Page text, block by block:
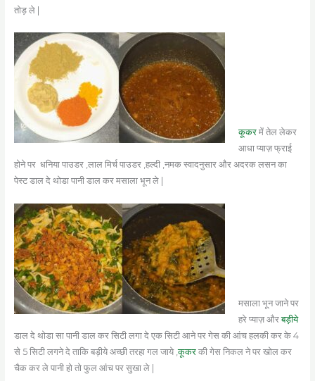
तोड़ ले |
कूकरमें तेल लेकर
आधा प्याज़ फ्राई
होने पर धनिया पाउडर ,लाल मिर्च पाउडर ,हल्दी ,नमक स्वादनुसार और अदरक लसन का
पेस्ट डाल दे थोडा पानी डाल कर मसाला भून ले |
मसाला भून जाने पर
हरे प्याज़ औरबड़ीये
डाल दे थोडा सा पानी डाल कर सिटी लगा दे एक सिटी आने पर गेस की आंच हलकी कर के 4
से 5 सिटी लगने दे ताकि बड़ीये अच्छी तरहा गल जाये ,कूकरकी गेस निकल ने पर खोल कर
चैक कर ले पानी हो तो फुल आंच पर सुखा ले |